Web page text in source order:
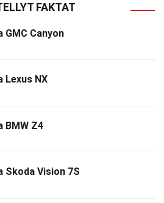
FAKTAT
GMC Canyon
Lexus NX
BMW Z4
Skoda Vision 7S